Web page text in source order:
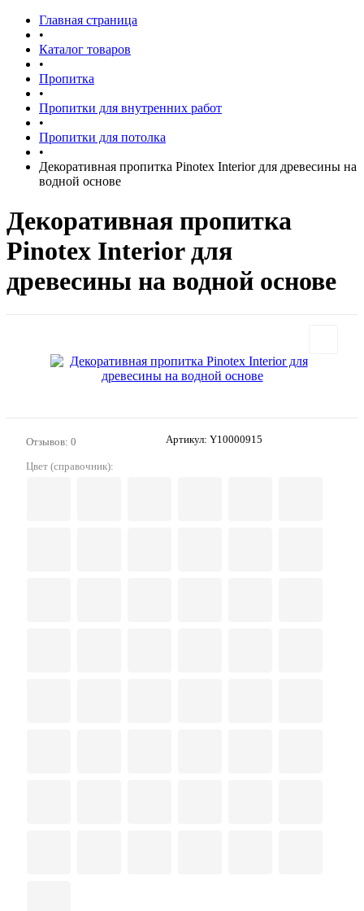
Главная страница
•
Каталог товаров
•
Пропитка
•
Пропитки для внутренних работ
•
Пропитки для потолка
•
Декоративная пропитка Pinotex Interior для древесины на
водной основе
Декоративная пропитка
Pinotex Interior для
древесины на водной основе
Отзывов: 0 Артикул: Y10000915
Цвет (справочник):